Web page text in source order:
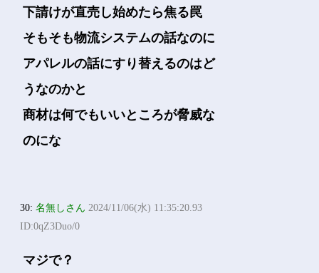
下請けが直売し始めたら焦る罠
そもそも物流システムの話なのに
アパレルの話にすり替えるのはど
うなのかと
商材は何でもいいところが脅威な
のにな
30:名無しさん 2024/11/06(水) 11:35:20.93
ID:0qZ3Duo/0
マジで？